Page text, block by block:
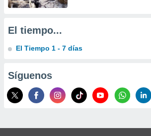
El tiempo...
El Tiempo 1 - 7 días
Síguenos